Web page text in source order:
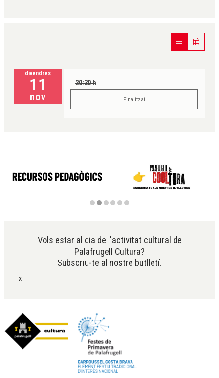
divendres
11
nov
20:30 h
Finalitzat
Vols estar al dia de l'activitat cultural de
Palafrugell Cultura?
Subscriu-te al nostre butlletí.
x